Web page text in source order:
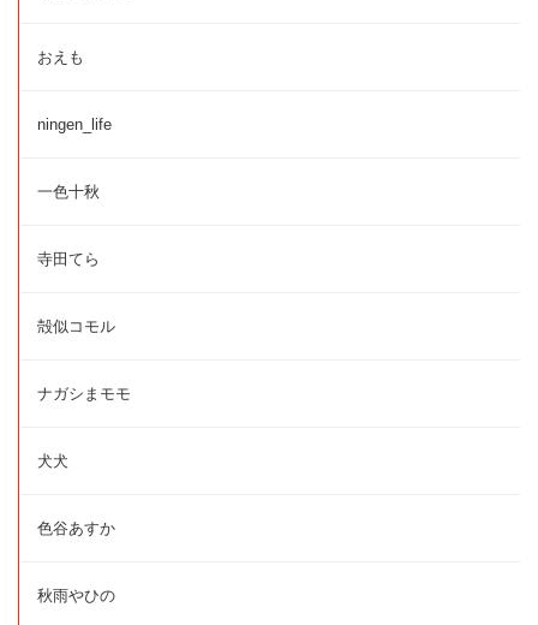
おえも
ningen_life
一色十秋
寺田てら
殻似コモル
ナガシまモモ
犬犬
色谷あすか
秋雨やひの